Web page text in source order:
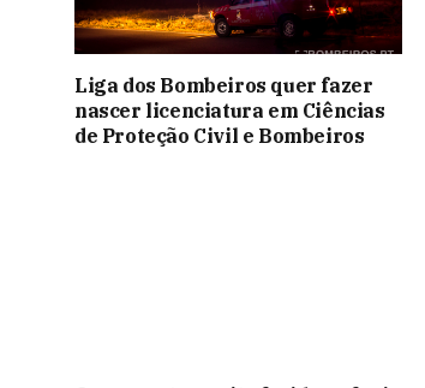
Liga dos Bombeiros quer fazer
nascer licenciatura em Ciências
de Proteção Civil e Bombeiros